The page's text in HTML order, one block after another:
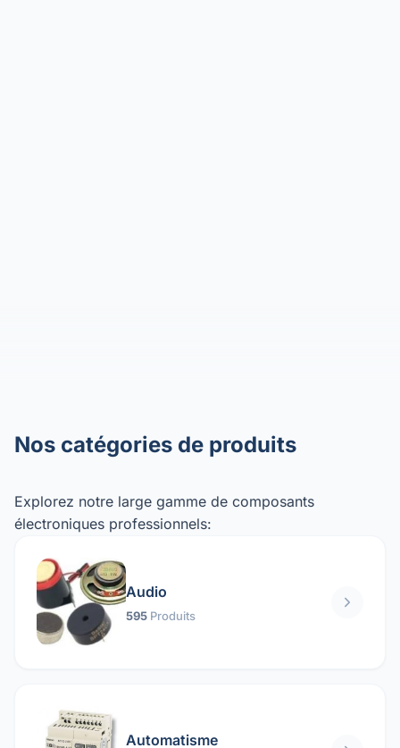
Nos catégories de produits
Explorez notre large gamme de composants
électroniques professionnels:
Audio
595 Produits
Automatisme